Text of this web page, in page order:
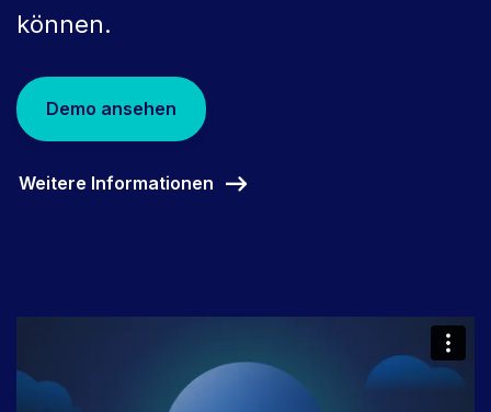
können.
Demo ansehen
Weitere Informationen